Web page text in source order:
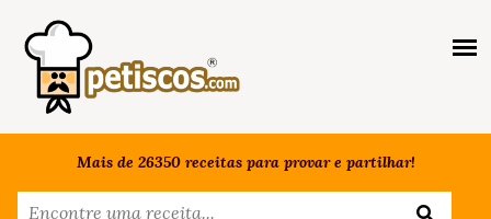
Mais de 26350 receitas para provar e partilhar!